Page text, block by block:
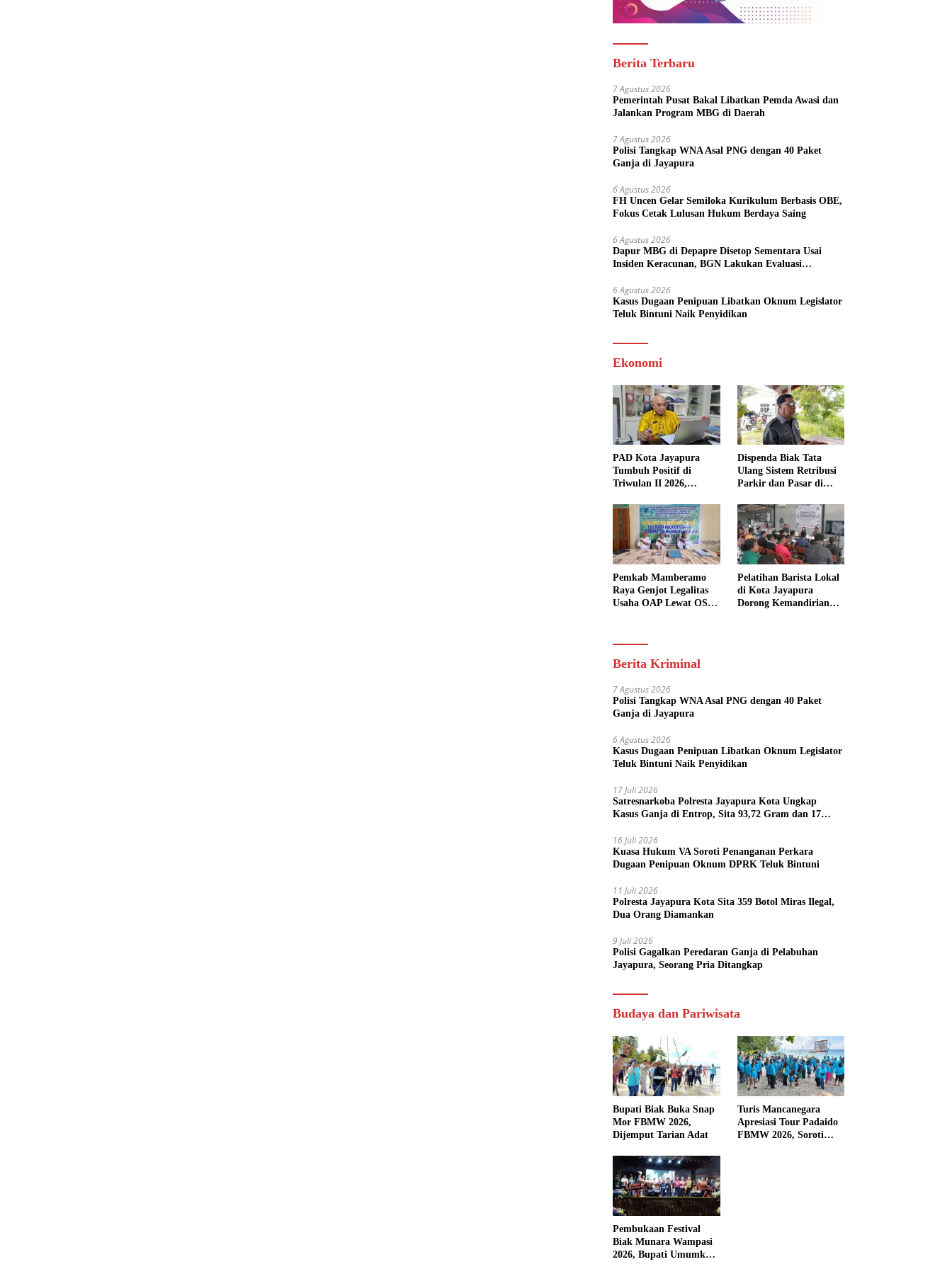
Berita Terbaru
7 Agustus 2026
Pemerintah Pusat Bakal Libatkan Pemda Awasi dan
Jalankan Program MBG di Daerah
7 Agustus 2026
Polisi Tangkap WNA Asal PNG dengan 40 Paket
Ganja di Jayapura
6 Agustus 2026
FH Uncen Gelar Semiloka Kurikulum Berbasis OBE,
Fokus Cetak Lulusan Hukum Berdaya Saing
6 Agustus 2026
Dapur MBG di Depapre Disetop Sementara Usai
Insiden Keracunan, BGN Lakukan Evaluasi
6 Agustus 2026
Kasus Dugaan Penipuan Libatkan Oknum Legislator
Teluk Bintuni Naik Penyidikan
Ekonomi
PAD Kota Jayapura
Tumbuh Positif di
Triwulan II 2026,
Target
Dispenda Biak Tata
Ulang Sistem Retribusi
Parkir dan Pasar di
Pemkab Mamberamo
Raya Genjot Legalitas
Usaha OAP Lewat OSS,
Pelatihan Barista Lokal
di Kota Jayapura
Dorong Kemandirian
Berita Kriminal
7 Agustus 2026
Polisi Tangkap WNA Asal PNG dengan 40 Paket
Ganja di Jayapura
6 Agustus 2026
Kasus Dugaan Penipuan Libatkan Oknum Legislator
Teluk Bintuni Naik Penyidikan
17 Juli 2026
Satresnarkoba Polresta Jayapura Kota Ungkap
Kasus Ganja di Entrop, Sita 93,72 Gram dan 17
16 Juli 2026
Kuasa Hukum VA Soroti Penanganan Perkara
Dugaan Penipuan Oknum DPRK Teluk Bintuni
11 Juli 2026
Polresta Jayapura Kota Sita 359 Botol Miras Ilegal,
Dua Orang Diamankan
9 Juli 2026
Polisi Gagalkan Peredaran Ganja di Pelabuhan
Jayapura, Seorang Pria Ditangkap
Budaya dan Pariwisata
Bupati Biak Buka Snap
Mor FBMW 2026,
Dijemput Tarian Adat
Turis Mancanegara
Apresiasi Tour Padaido
FBMW 2026, Soroti
Pembukaan Festival
Biak Munara Wampasi
2026, Bupati Umumkan